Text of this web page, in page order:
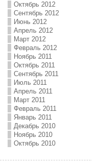
Октябрь 2012
Сентябрь 2012
Июнь 2012
Апрель 2012
Март 2012
Февраль 2012
Ноябрь 2011
Октябрь 2011
Сентябрь 2011
Июль 2011
Апрель 2011
Март 2011
Февраль 2011
Январь 2011
Декабрь 2010
Ноябрь 2010
Октябрь 2010